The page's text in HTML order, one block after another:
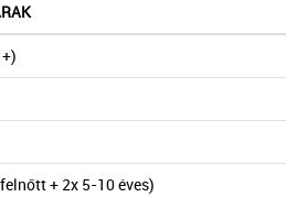
+ 2x 5-10 éves)